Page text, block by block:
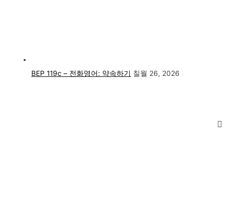
BEP 119c – 전화영어: 약속하기 칠월 26, 2026